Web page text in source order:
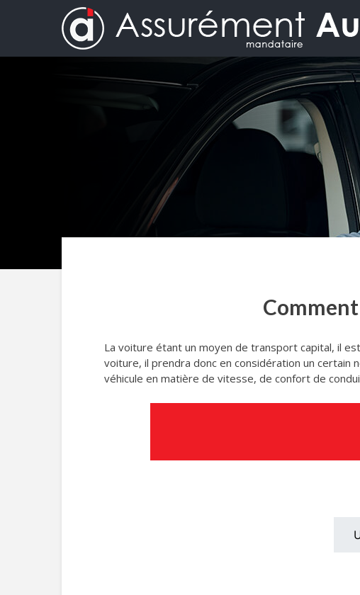
La voiture étant un moyen de transport capital, il
voiture, il prendra donc en considération un certain
véhicule en matière de vitesse, de confort de